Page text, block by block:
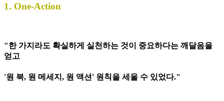
1. One-Action
"한 가지라도 확실하게 실천하는 것이 중요하다는 깨달음을
얻고
'원 북, 원 메세지, 원 액션' 원칙을 세울 수 있었다."